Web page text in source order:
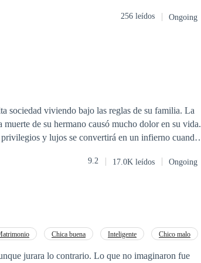
256 leídos Ongoing
viviendo bajo las reglas de su familia. La
de su hermano causó mucho dolor en su vida.
y lujos se convertirá en un infierno cuando
nunca pensó volverse a enamorar.
9.2 17.0K leídos Ongoing
Chica buena Inteligente
Chico malo
jurara lo contrario. Lo que no imaginaron fue